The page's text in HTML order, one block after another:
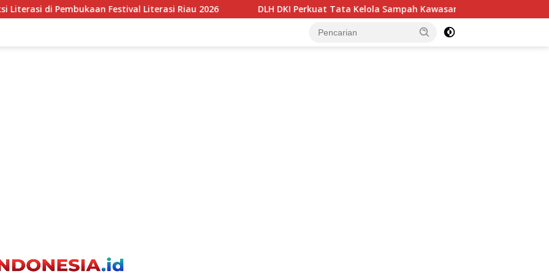
Literasi Riau 2026 DLH DKI Perkuat Tata Kelola Sampah Kawasan, Pelaku Usaha Dorong Harmonisasi Kebijakan dan